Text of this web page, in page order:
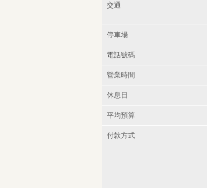
交通
停車場
電話號碼
營業時間
休息日
平均預算
付款方式